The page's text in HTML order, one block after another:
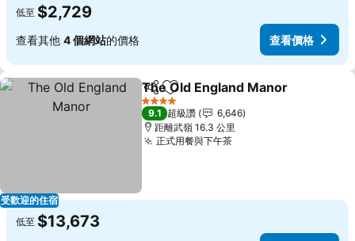
低至 $2,729
查看其他 4 個網站的價格 查看價格
受歡迎的住宿
分享 加入我的最愛
The Old England Manor
4 星級
9.1 超級讚
6,646
距離武嶺 16.3 公里
正式用餐與下午茶
低至 $13,673